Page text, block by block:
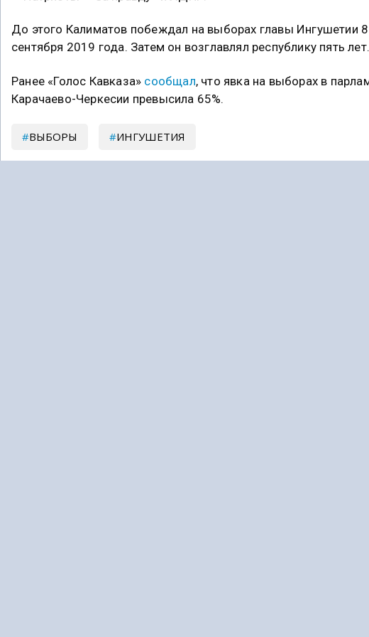
До этого Калиматов побеждал на выборах главы Ингушетии 8
сентября 2019 года. Затем он возглавлял республику пять лет.
Ранее «Голос Кавказа» сообщал, что явка на выборах в
Карачаево-Черкесии превысила 65%.
ВЫБОРЫ ИНГУШЕТИЯ